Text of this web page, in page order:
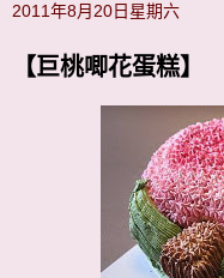
2011年8月20日星期六
【巨桃唧花蛋糕】